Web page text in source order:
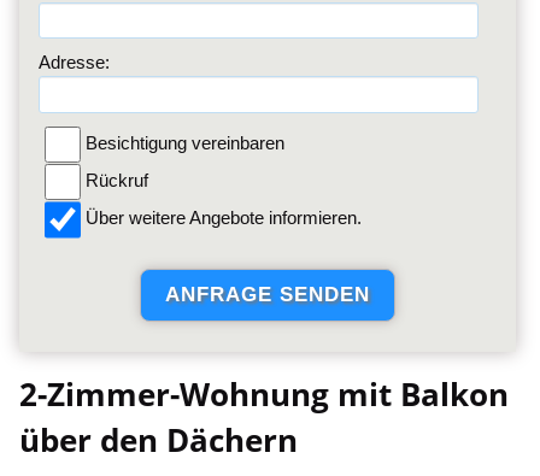
Adresse:
Besichtigung vereinbaren
Rückruf
Über weitere Angebote informieren.
2-Zimmer-Wohnung mit Balkon
über den Dächern